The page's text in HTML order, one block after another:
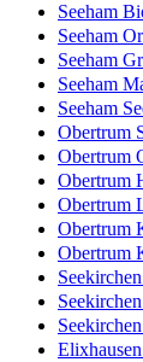
Seeham
Seeham
Seeham
Seeham
Seeham
Obertrum
Obertrum
Obertrum
Obertrum
Obertrum
Obertrum